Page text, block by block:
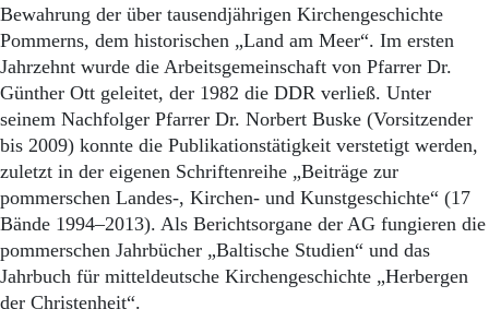
Bewahrung der über tausendjährigen Kirchengeschichte
Pommerns, dem historischen „Land am Meer“. Im ersten
Jahrzehnt wurde die Arbeitsgemeinschaft von Pfarrer Dr.
Günther Ott geleitet, der 1982 die DDR verließ. Unter
seinem Nachfolger Pfarrer Dr. Norbert Buske (Vorsitzender
bis 2009) konnte die Publikationstätigkeit verstetigt werden,
zuletzt in der eigenen Schriftenreihe „Beiträge zur
pommerschen Landes-, Kirchen- und Kunstgeschichte“ (17
Bände 1994–2013). Als Berichtsorgane der AG fungieren die
pommerschen Jahrbücher „Baltische Studien“ und das
Jahrbuch für mitteldeutsche Kirchengeschichte „Herbergen
der Christenheit“.